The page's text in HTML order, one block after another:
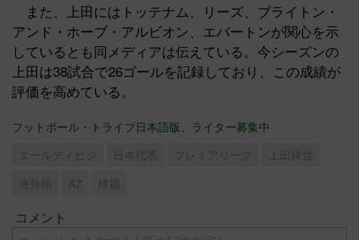
また、上田にはトッテナム、リーズ、ブライトン・
アンド・ホーブ・アルビオン、エバートンが関心を示
しているとも同メディアは伝えている。今シーズンの
上田は38試合で26ゴールを記録しており、この成績が
評価を高めている。
フットボール・トライブ日本語版、ライター募集中
エールディビジ 日本代表 プレミアリーグ
上田綺世
海外組
AZ 移籍